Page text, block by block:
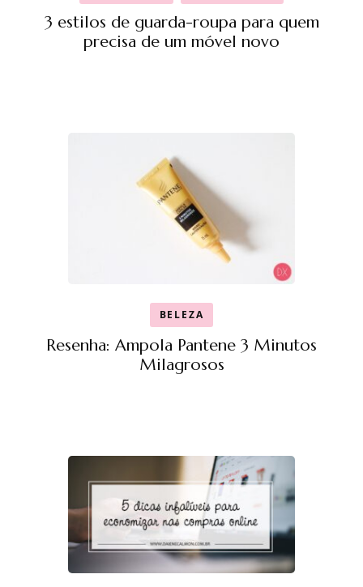
3 estilos de guarda-roupa para quem
precisa de um móvel novo
BELEZA
Resenha: Ampola Pantene 3 Minutos
Milagrosos